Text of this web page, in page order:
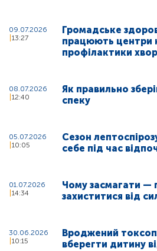
09.07.2026
13:27
Громадське
працюють центри
профілактики
08.07.2026
12:40
Як правильно
спеку
05.07.2026
10:05
Сезон
себе під час
01.07.2026
14:34
Чому засмагати —
захиститися від
30.06.2026
10:15
Вроджений
вберегти дитину